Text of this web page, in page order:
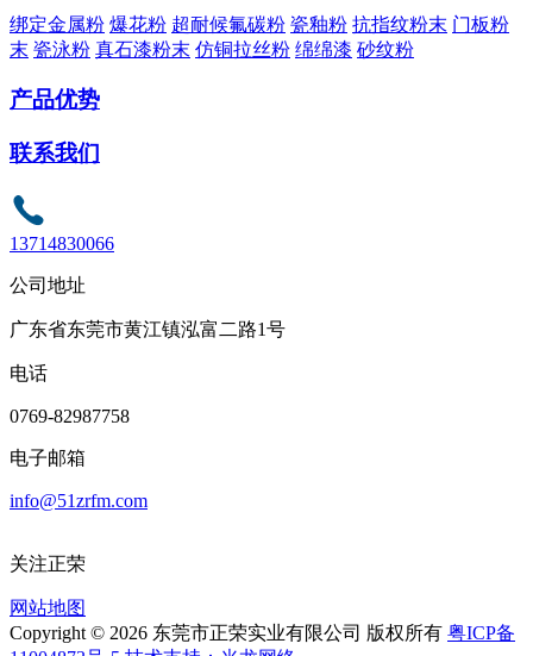
绑定金属粉 爆花粉 超耐候氟碳粉 瓷釉粉 抗指纹粉末 门板粉
末 瓷泳粉 真石漆粉末 仿铜拉丝粉 绵绵漆 砂纹粉
产品优势
联系我们
13714830066
公司地址
广东省东莞市黄江镇泓富二路1号
电话
0769-82987758
电子邮箱
info@51zrfm.com
关注正荣
网站地图
Copyright © 2026 东莞市正荣实业有限公司 版权所有 粤ICP备